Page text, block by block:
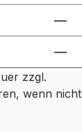
zzgl.
wenn nicht